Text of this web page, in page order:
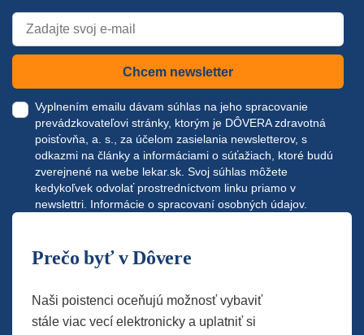
Chcem newsletter
Vyplnením emailu dávam súhlas na jeho spracovanie
prevádzkovateľovi stránky, ktorým je DÔVERA zdravotná
poisťovňa, a. s., za účelom zasielania newsletterov, s
odkazmi na články a informáciami o súťažiach, ktoré budú
zverejnené na webe lekar.sk . Svoj súhlas môžete
kedykoľvek odvolať prostredníctvom linku priamo v
newslettri. Informácie o spracovaní osobných údajov.
Prečo byť v Dôvere
Naši poistenci oceňujú možnosť vybaviť
stále viac vecí elektronicky a uplatniť si